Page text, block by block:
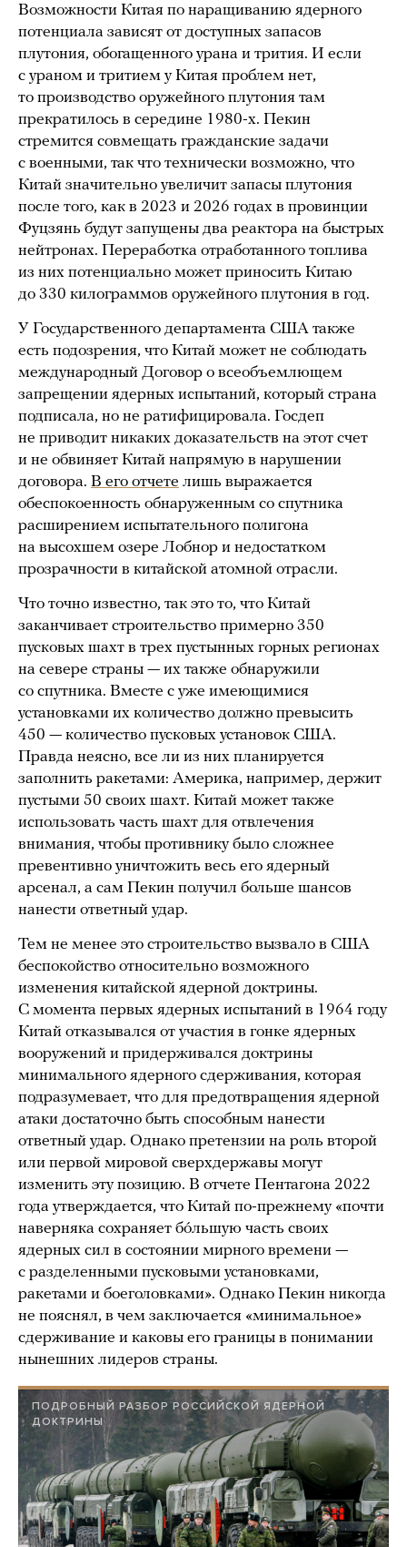
Возможности Китая по наращиванию ядерного
потенциала зависят от доступных запасов
плутония, обогащенного урана и трития. И если
с ураном и тритием у Китая проблем нет,
то производство оружейного плутония там
прекратилось в середине 1980-х. Пекин
стремится совмещать гражданские задачи
с военными, так что технически возможно, что
Китай значительно увеличит запасы плутония
после того, как в 2023 и 2026 годах в провинции
Фуцзянь будут запущены два реактора на быстрых
нейтронах. Переработка отработанного топлива
из них потенциально может приносить Китаю
до 330 килограммов оружейного плутония в год.
У Государственного департамента США также
есть подозрения, что Китай может не соблюдать
международный Договор о всеобъемлющем
запрещении ядерных испытаний, который страна
подписала, но не ратифицировала. Госдеп
не приводит никаких доказательств на этот счет
и не обвиняет Китай напрямую в нарушении
договора. В его отчете лишь выражается
обеспокоенность обнаруженным со спутника
расширением испытательного полигона
на высохшем озере Лобнор и недостатком
прозрачности в китайской атомной отрасли.
Что точно известно, так это то, что Китай
заканчивает строительство примерно 350
пусковых шахт в трех пустынных горных регионах
на севере страны — их также обнаружили
со спутника. Вместе с уже имеющимися
установками их количество должно превысить
450 — количество пусковых установок США.
Правда неясно, все ли из них планируется
заполнить ракетами: Америка, например, держит
пустыми 50 своих шахт. Китай может также
использовать часть шахт для отвлечения
внимания, чтобы противнику было сложнее
превентивно уничтожить весь его ядерный
арсенал, а сам Пекин получил больше шансов
нанести ответный удар.
Тем не менее это строительство вызвало в США
беспокойство относительно возможного
изменения китайской ядерной доктрины.
С момента первых ядерных испытаний в 1964 году
Китай отказывался от участия в гонке ядерных
вооружений и придерживался доктрины
минимального ядерного сдерживания, которая
подразумевает, что для предотвращения ядерной
атаки достаточно быть способным нанести
ответный удар. Однако претензии на роль второй
или первой мировой сверхдержавы могут
изменить эту позицию. В отчете Пентагона 2022
года утверждается, что Китай по-прежнему «почти
наверняка сохраняет бóльшую часть своих
ядерных сил в состоянии мирного времени —
с разделенными пусковыми установками,
ракетами и боеголовками». Однако Пекин никогда
не пояснял, в чем заключается «минимальное»
сдерживание и каковы его границы в понимании
нынешних лидеров страны.
ПОДРОБНЫЙ РАЗБОР РОССИЙСКОЙ ЯДЕРНОЙ
ДОКТРИНЫ